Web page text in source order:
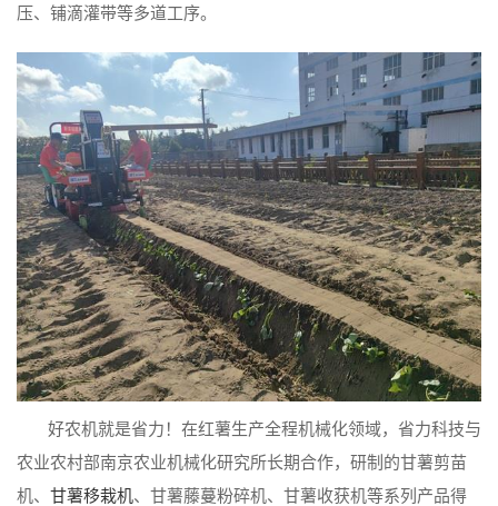
压、铺滴灌带等多道工序。
好农机就是省力！在红薯生产全程机械化领域，省力科技与
农业农村部南京农业机械化研究所长期合作，研制的甘薯剪苗
机、 甘薯移栽机、甘薯藤蔓粉碎机、甘薯收获机等系列产品得